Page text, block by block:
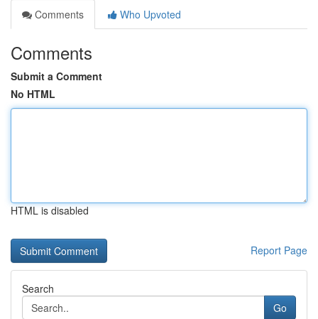
Comments
Who Upvoted
Comments
Submit a Comment
No HTML
HTML is disabled
Report Page
Search
Go